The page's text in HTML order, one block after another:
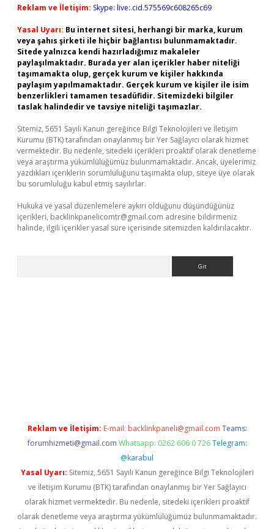
Reklam ve İletişim: Skype: live:.cid.575569c608265c69
Yasal Uyarı: Bu internet sitesi, herhangi bir marka, kurum
veya şahıs şirketi ile hiçbir bağlantısı bulunmamaktadır.
Sitede yalnızca kendi hazırladığımız makaleler
paylaşılmaktadır. Burada yer alan içerikler haber niteliği
taşımamakta olup, gerçek kurum ve kişiler hakkında
paylaşım yapılmamaktadır. Gerçek kurum ve kişiler ile isim
benzerlikleri tamamen tesadüfidir. Sitemizdeki bilgiler
taslak halindedir ve tavsiye niteliği taşımazlar.
Sitemiz, 5651 Sayılı Kanun gereğince Bilgi Teknolojileri ve İletişim
Kurumu (BTK) tarafından onaylanmış bir Yer Sağlayıcı olarak hizmet
vermektedir. Bu nedenle, sitedeki içerikleri proaktif olarak denetleme
veya araştırma yükümlülüğümüz bulunmamaktadır. Ancak, üyelerimiz
yazdıkları içeriklerin sorumluluğunu taşımakta olup, siteye üye olarak
bu sorumluluğu kabul etmiş sayılırlar.
Hukuka ve yasal düzenlemelere aykırı olduğunu düşündüğünüz
içerikleri, backlinkpanelicomtr@gmail.com adresine bildirmeniz
halinde, ilgili içerikler yasal süre içerisinde sitemizden kaldırılacaktır.
Reklam ve İletişim: E-mail: backlinkpaneli@gmail.com Teams:
forumhizmeti@gmail.com Whatsapp: 0262 606 0 726 Telegram:
@karabul
Yasal Uyarı: Sitemiz, 5651 Sayılı Kanun gereğince Bilgi Teknolojileri
ve İletişim Kurumu (BTK) tarafından onaylanmış bir Yer Sağlayıcı
olarak hizmet vermektedir. Bu nedenle, sitedeki içerikleri proaktif
olarak denetleme veya araştırma yükümlülüğümüz bulunmamaktadır.